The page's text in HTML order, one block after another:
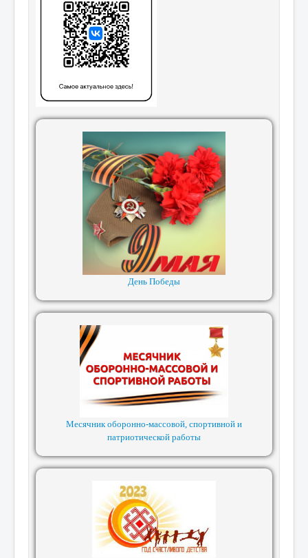
День Победы
Месячник оборонно-массовой, спортивной и
патриотической работы